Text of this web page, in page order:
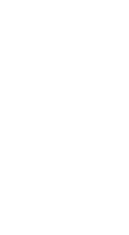
ひとつの我が家」が見つかります
テル」サービスでホテルを探す